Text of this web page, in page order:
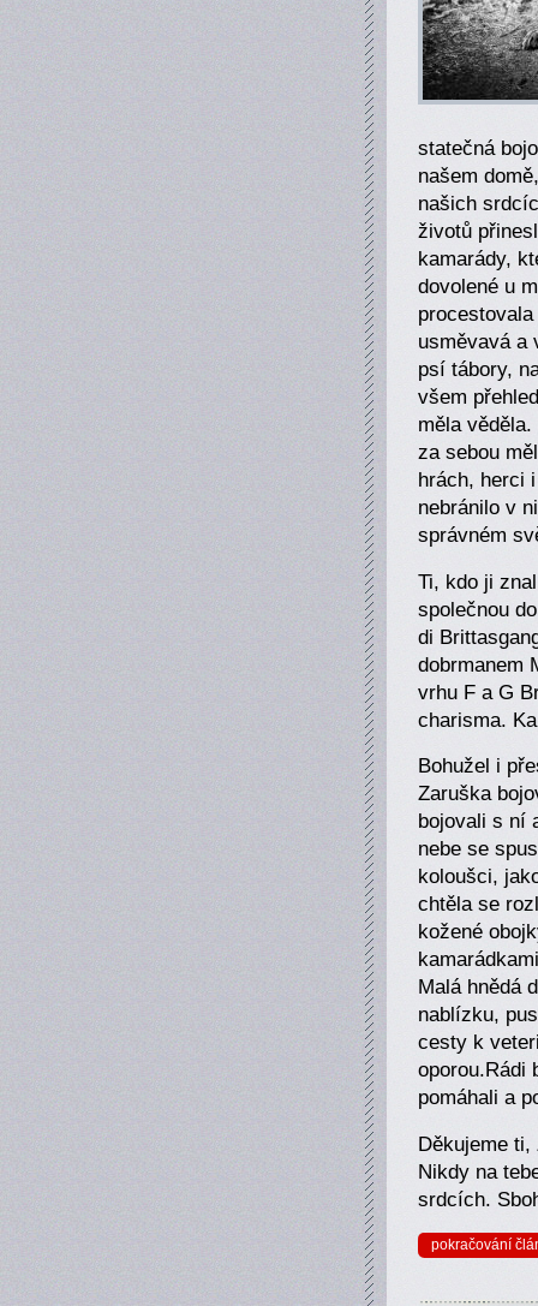
statečná
našem
našich
životů
kamarády,
dovolené u
usměvavá a
psí tábory,
všem
měla
za sebou
hrách, herci
nebránilo v
správném
Ti, kdo ji
společnou
di
dobrmanem
vrhu F a G
charisma.
Bohužel i
Zaruška
bojovali s ní
nebe se
koloušci,
chtěla se
kožené
Malá hnědá
nablízku,
cesty k
oporou.Rádi
pomáhali a
Děkujeme
Nikdy na
srdcích.
pokračování